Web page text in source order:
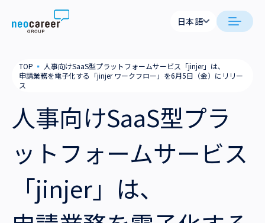
Skip to content
日本語
English
代表メッセージ
私たちの考え方
採用支援
就労支援
業務支援
企業情報
会社概要
役員一覧
拠点一覧
ニュース
サステナビリティ
日本語
English
TOP ▪ 人事向けSaaS型プラットフォームサービス「jinjer」は、
申請業務を電子化する「jinjer ワークフロー」を6月5日（金）にリリー
ス
人事向けSaaS型プラ
ットフォームサービス
「jinjer」は、